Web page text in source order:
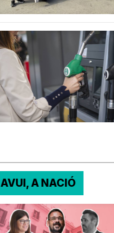
AVUI, A NACIÓ